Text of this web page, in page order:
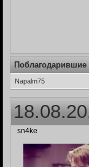
Поблагодарившие
Napalm75
sn4ke